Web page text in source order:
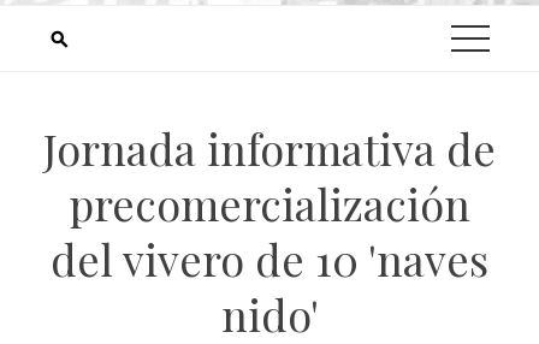
Jornada informativa de
precomercialización
del vivero de 10 'naves
nido'